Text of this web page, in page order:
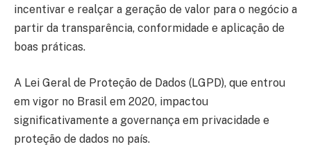
incentivar e realçar a geração de valor para o negócio a
partir da transparência, conformidade e aplicação de
boas práticas.
A Lei Geral de Proteção de Dados (LGPD), que entrou
em vigor no Brasil em 2020, impactou
significativamente a governança em privacidade e
proteção de dados no país.